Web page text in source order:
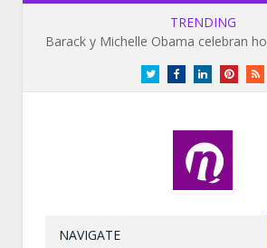
TRENDING
TwitterFacebookLinkedInPinterest
NAVIGATE